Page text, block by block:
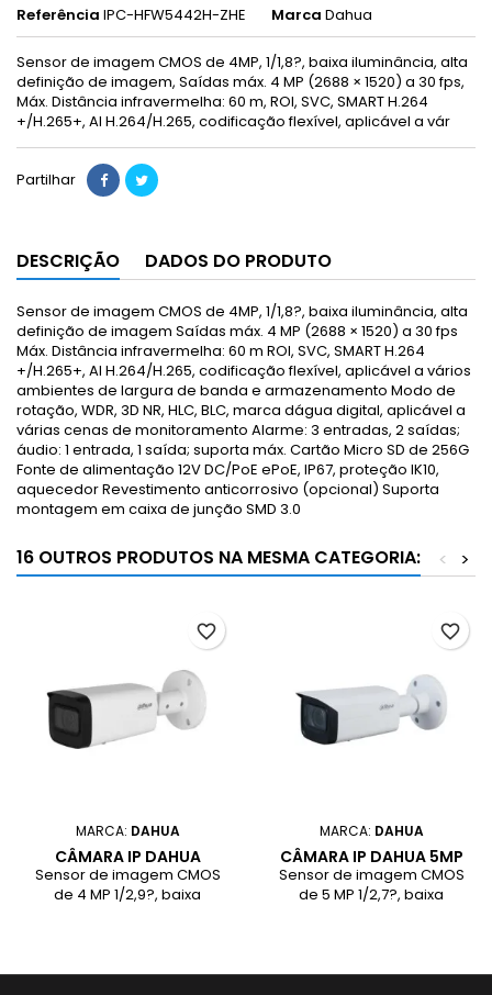
Referência IPC-HFW5442H-ZHE Marca Dahua
Sensor de imagem CMOS de 4MP, 1/1,8?, baixa iluminância, alta
definição de imagem, Saídas máx. 4 MP (2688 × 1520) a 30 fps,
Máx. Distância infravermelha: 60 m, ROI, SVC, SMART H.264
+/H.265+, AI H.264/H.265, codificação flexível, aplicável a vár
Partilhar
DESCRIÇÃO DADOS DO PRODUTO
Sensor de imagem CMOS de 4MP, 1/1,8?, baixa iluminância, alta
definição de imagem Saídas máx. 4 MP (2688 × 1520) a 30 fps
Máx. Distância infravermelha: 60 m ROI, SVC, SMART H.264
+/H.265+, AI H.264/H.265, codificação flexível, aplicável a vários
ambientes de largura de banda e armazenamento Modo de
rotação, WDR, 3D NR, HLC, BLC, marca dágua digital, aplicável a
várias cenas de monitoramento Alarme: 3 entradas, 2 saídas;
áudio: 1 entrada, 1 saída; suporta máx. Cartão Micro SD de 256G
Fonte de alimentação 12V DC/PoE ePoE, IP67, proteção IK10,
aquecedor Revestimento anticorrosivo (opcional) Suporta
montagem em caixa de junção SMD 3.0
16 OUTROS PRODUTOS NA MESMA CATEGORIA: >
<
MARCA: DAHUA
CÂMARA IP DAHUA
BULLET 4MP 2.7-13.5MM
ZM WIZSENSE SMD PLUS
Sensor de imagem CMOS
de 4 MP 1/2,9?, baixa
e suporta 2560 × 1440 (2560
favorite_border
MARCA: DAHUA
CÂMARA IP DAHUA 5MP
WIZSENSE 2.8-12MM
IR60M IP67 POE SMD PLUS
Sensor de imagem CMOS
de 5 MP 1/2,7?, baixa
suporta 4 MP (2688 × 1520)
favorite_border